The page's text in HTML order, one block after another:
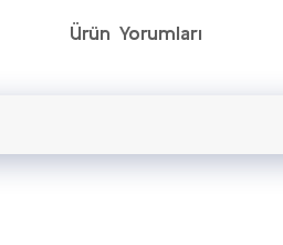
Ürün Yorumları